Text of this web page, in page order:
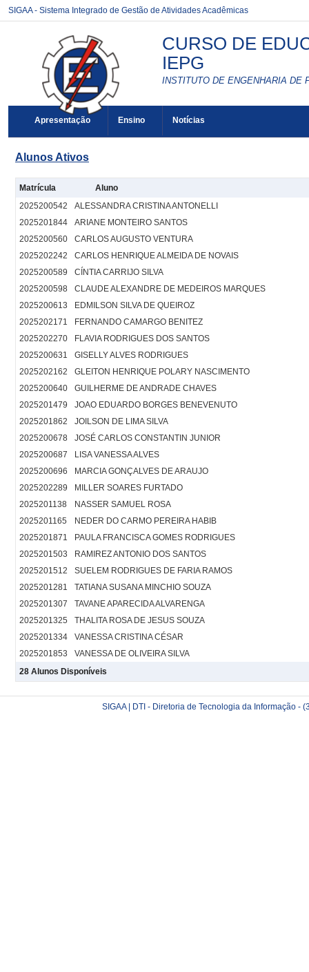
SIGAA - Sistema Integrado de Gestão de Atividades Acadêmicas
CURSO DE
IEPG
INSTITUTO DE ENGENHARIA DE
Apresentação Ensino Notícias
Alunos Ativos
Matrícula
Aluno
2025200542
ALESSANDRA CRISTINA ANTONELLI
2025201844
ARIANE MONTEIRO SANTOS
2025200560
CARLOS AUGUSTO VENTURA
2025202242
CARLOS HENRIQUE ALMEIDA DE NOVAIS
2025200589
CÍNTIA CARRIJO SILVA
2025200598
CLAUDE ALEXANDRE DE MEDEIROS MARQUES
2025200613
EDMILSON SILVA DE QUEIROZ
2025202171
FERNANDO CAMARGO BENITEZ
2025202270
FLAVIA RODRIGUES DOS SANTOS
2025200631
GISELLY ALVES RODRIGUES
2025202162
GLEITON HENRIQUE POLARY NASCIMENTO
2025200640
GUILHERME DE ANDRADE CHAVES
2025201479
JOAO EDUARDO BORGES BENEVENUTO
2025201862
JOILSON DE LIMA SILVA
2025200678
JOSÉ CARLOS CONSTANTIN JUNIOR
2025200687
LISA VANESSA ALVES
2025200696
MARCIA GONÇALVES DE ARAUJO
2025202289
MILLER SOARES FURTADO
2025201138
NASSER SAMUEL ROSA
2025201165
NEDER DO CARMO PEREIRA HABIB
2025201871
PAULA FRANCISCA GOMES RODRIGUES
2025201503
RAMIREZ ANTONIO DOS SANTOS
2025201512
SUELEM RODRIGUES DE FARIA RAMOS
2025201281
TATIANA SUSANA MINCHIO SOUZA
2025201307
TAVANE APARECIDA ALVARENGA
2025201325
THALITA ROSA DE JESUS SOUZA
2025201334
VANESSA CRISTINA CÉSAR
2025201853
VANESSA DE OLIVEIRA SILVA
28 Alunos Disponíveis
SIGAA | DTI - Diretoria de Tecnologia da Informação